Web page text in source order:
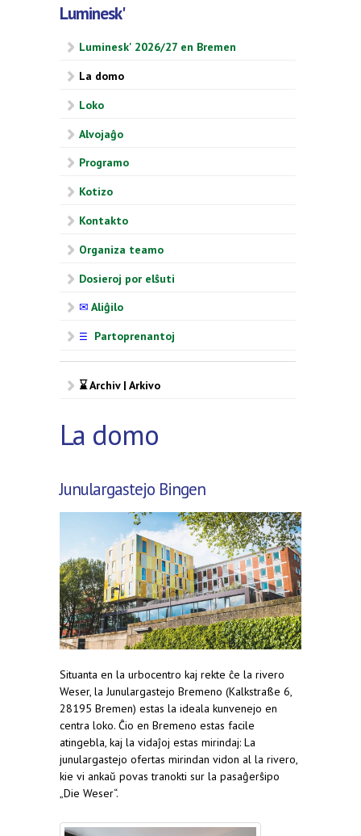
Luminesk'
Luminesk' 2026/27 en Bremen
La domo
Loko
Alvojaĝo
Programo
Kotizo
Kontakto
Organiza teamo
Dosieroj por elŝuti
✉ Aliĝilo
☰ Partoprenantoj
⌛ Archiv | Arkivo
La domo
Junulargastejo Bingen
Situanta en la urbocentro kaj rekte ĉe la rivero
Weser, la Junulargastejo Bremeno (Kalkstraße 6,
28195 Bremen) estas la ideala kunvenejo en
centra loko. Ĉio en Bremeno estas facile
atingebla, kaj la vidaĵoj estas mirindaj: La
junulargastejo ofertas mirindan vidon al la rivero,
kie vi ankaŭ povas tranokti sur la pasaĝerŝipo
„Die Weser“.